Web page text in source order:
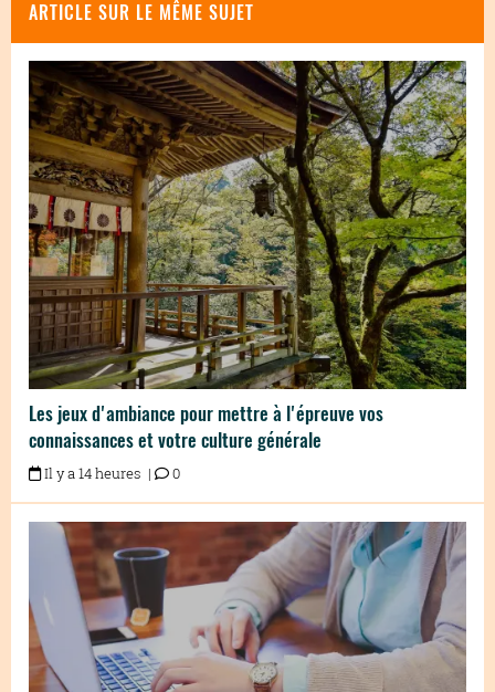
ARTICLE SUR LE MÊME SUJET
Les jeux d'ambiance pour mettre à l'épreuve vos
connaissances et votre culture générale
Il y a 14 heures | 0